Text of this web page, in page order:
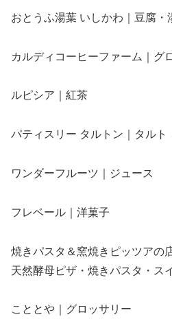
おとうふ湯葉 いしかわ｜豆腐・
カルディコーヒーファーム｜グ
ルピシア｜紅茶
パティスリー タルトン｜タルト
ワンダーフルーツ｜ジュース
フレベール｜洋菓子
焼きパスタ＆窯焼きピッツアの
天然酵母ピザ・焼きパスタ・ス
こととや｜グロッサリー